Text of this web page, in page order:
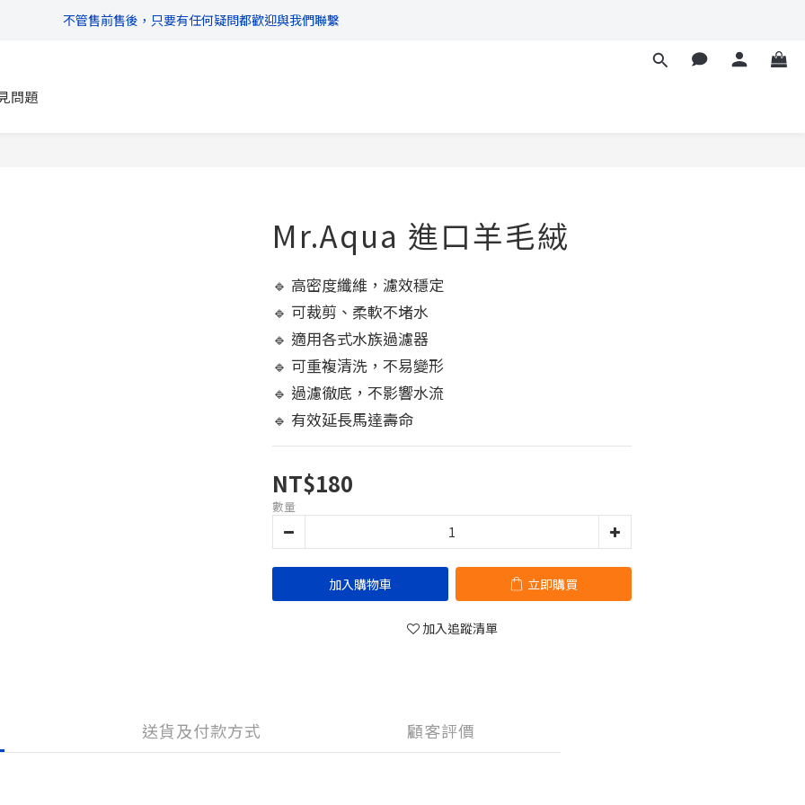
\ 超商滿$399免運!宅配滿$666免運 /
不管售前售後，只要有任何疑問都歡迎與我們聯繫
問題
Mr.Aqua 進口羊毛絨
🔹 高密度纖維，濾效穩定
🔹 可裁剪、柔軟不堵水
🔹 適用各式水族過濾器
🔹 可重複清洗，不易變形
🔹 過濾徹底，不影響水流
🔹 有效延長馬達壽命
NT$180
數量
加入購物車 立即購買
加入追蹤清單
送貨及付款方式 顧客評價